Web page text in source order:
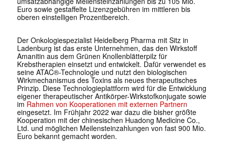
Euro sowie gestaffelte Lizenzgebühren im mittleren bis
oberen einstelligen Prozentbereich.
Der Onkologiespezialist Heidelberg Pharma mit Sitz in
Ladenburg ist das erste Unternehmen, das den Wirkstoff
Amanitin aus dem Grünen Knollenblätterpilz für
Krebstherapien einsetzt und entwickelt. Dafür verwendet es
seine ATAC®-Technologie und nutzt den biologischen
Wirkmechanismus des Toxins als neues therapeutisches
Prinzip. Diese Technologieplattform wird für die Entwicklung
eigener therapeutischer Antikörper-Wirkstofkonjugate sowie
im Rahmen von Kooperationen mit externen Partnern
eingesetzt. Im Frühjahr 2022 war dazu die bisher größte
Kooperation mit der chinesischen Huadong Medicine Co.,
Ltd. und möglichen Meilensteinzahlungen von fast 900 Mio.
Euro bekannt gemacht worden.